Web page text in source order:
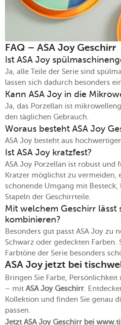
FAQ – ASA Joy Geschirr
Ist ASA Joy
Ja, alle Teile der Serie sind
lassen sich dadurch besonders
Kann ASA Joy in die
Ja, das Porzellan ist
den täglichen Gebrauch.
Woraus besteht ASA Joy
ASA Joy besteht aus
Ist ASA Joy kratzfest?
ASA Joy Porzellan ist robust und
Kratzer möglichst zu vermeiden,
schonende Umgang mit
Stapeln der Geschirrteile.
Mit welchem Geschirr lässt
kombinieren?
Besonders gut passt ASA Joy zu
Schwarz oder gedeckten Farben.
Farbtöne der Serie besonders
ASA Joy jetzt bei
Bringen Sie Farbe,
– mit ASA Joy Geschirr.
Kollektion und finden Sie genau
passen.
Jetzt ASA Joy Geschirr bei